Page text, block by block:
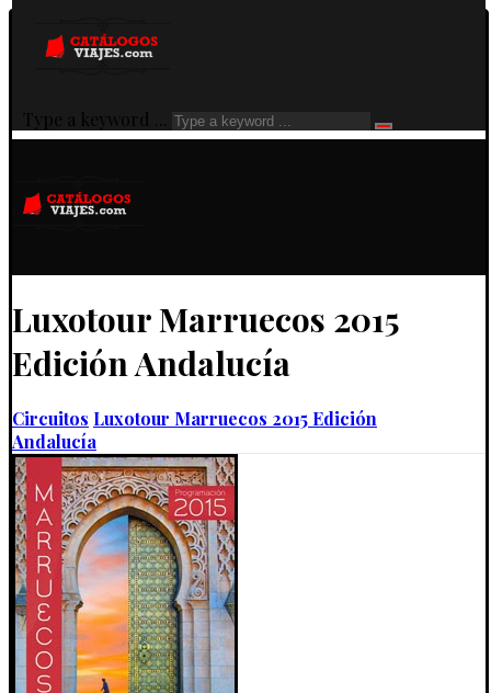
Type a keyword ...
Luxotour Marruecos 2015
Edición Andalucía
Circuitos Luxotour Marruecos 2015 Edición
Andalucía